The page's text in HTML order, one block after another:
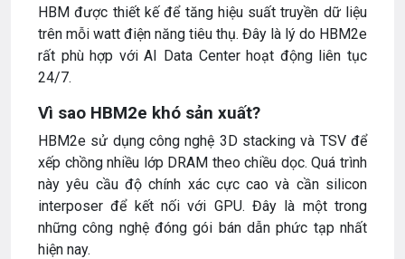
HBM được thiết kế để tăng hiệu suất truyền dữ liệu
trên mỗi watt điện năng tiêu thụ. Đây là lý do HBM2e
rất phù hợp với AI Data Center hoạt động liên tục
24/7.
Vì sao HBM2e khó sản xuất?
HBM2e sử dụng công nghệ 3D stacking và TSV để
xếp chồng nhiều lớp DRAM theo chiều dọc. Quá trình
này yêu cầu độ chính xác cực cao và cần silicon
interposer để kết nối với GPU. Đây là một trong
những công nghệ đóng gói bán dẫn phức tạp nhất
hiện nay.